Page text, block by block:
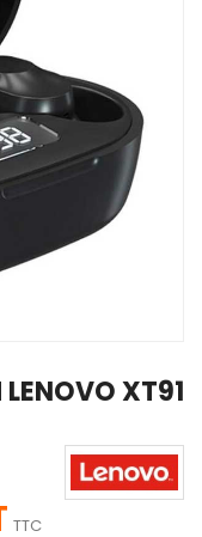
LENOVO XT91
TTC